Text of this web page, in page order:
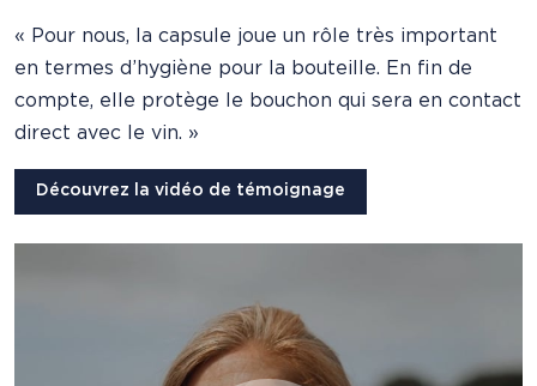
« Pour nous, la capsule joue un rôle très important
en termes d’hygiène pour la bouteille. En fin de
compte, elle protège le bouchon qui sera en contact
direct avec le vin. »
Découvrez la vidéo de témoignage